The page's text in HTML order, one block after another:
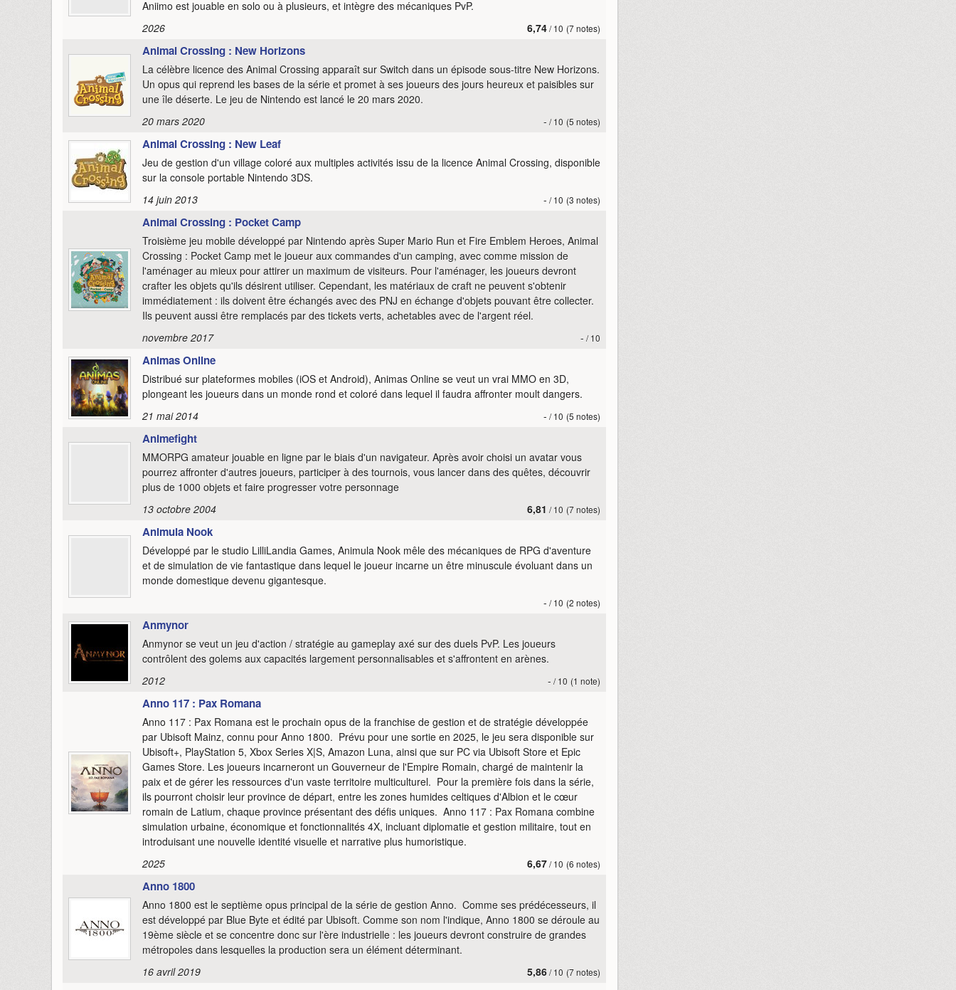
Aniimo est jouable en solo ou à plusieurs, et intègre des mécaniques PvP.
2026
6,74/ 10 (7 notes)
Animal Crossing : New Horizons
La célèbre licence des Animal Crossing apparaît sur Switch dans un épisode sous-titre New Horizons.
Un opus qui reprend les bases de la série et promet à ses joueurs des jours heureux et paisibles sur
une île déserte. Le jeu de Nintendo est lancé le 20 mars 2020.
20 mars 2020
- / 10 (5 notes)
Animal Crossing : New Leaf
Jeu de gestion d'un village coloré aux multiples activités issu de la licence Animal Crossing, disponible
sur la console portable Nintendo 3DS.
14 juin 2013
- / 10 (3 notes)
Animal Crossing : Pocket Camp
Troisième jeu mobile développé par Nintendo après Super Mario Run et Fire Emblem Heroes, Animal
Crossing : Pocket Camp met le joueur aux commandes d'un camping, avec comme mission de
l'aménager au mieux pour attirer un maximum de visiteurs. Pour l'aménager, les joueurs devront
crafter les objets qu'ils désirent utiliser. Cependant, les matériaux de craft ne peuvent s'obtenir
immédiatement : ils doivent être échangés avec des PNJ en échange d'objets pouvant être collecter.
Ils peuvent aussi être remplacés par des tickets verts, achetables avec de l'argent réel.
novembre 2017
- / 10
Animas Online
Distribué sur plateformes mobiles (iOS et Android), Animas Online se veut un vrai MMO en 3D,
plongeant les joueurs dans un monde rond et coloré dans lequel il faudra affronter moult dangers.
21 mai 2014
- / 10 (5 notes)
Animefight
MMORPG amateur jouable en ligne par le biais d'un navigateur. Après avoir choisi un avatar vous
pourrez affronter d'autres joueurs, participer à des tournois, vous lancer dans des quêtes, découvrir
plus de 1000 objets et faire progresser votre personnage
13 octobre 2004
6,81 / 10 (7 notes)
Animula Nook
Développé par le studio LilliLandia Games, Animula Nook mêle des mécaniques de RPG d'aventure
et de simulation de vie fantastique dans lequel le joueur incarne un être minuscule évoluant dans un
monde domestique devenu gigantesque.
- / 10 (2 notes)
Anmynor
Anmynor se veut un jeu d'action / stratégie au gameplay axé sur des duels PvP. Les joueurs
contrôlent des golems aux capacités largement personnalisables et s'affrontent en arènes.
2012
- / 10 (1 note)
Anno 117 : Pax Romana
Anno 117 : Pax Romana est le prochain opus de la franchise de gestion et de stratégie développée
par Ubisoft Mainz, connu pour Anno 1800. Prévu pour une sortie en 2025, le jeu sera disponible sur
Ubisoft+, PlayStation 5, Xbox Series X|S, Amazon Luna, ainsi que sur PC via Ubisoft Store et Epic
Games Store. Les joueurs incarneront un Gouverneur de l'Empire Romain, chargé de maintenir la
paix et de gérer les ressources d'un vaste territoire multiculturel. Pour la première fois dans la série,
ils pourront choisir leur province de départ, entre les zones humides celtiques d'Albion et le cœur
romain de Latium, chaque province présentant des défis uniques. Anno 117 : Pax Romana combine
simulation urbaine, économique et fonctionnalités 4X, incluant diplomatie et gestion militaire, tout en
introduisant une nouvelle identité visuelle et narrative plus humoristique.
2025
6,67/ 10 (6 notes)
Anno 1800
Anno 1800 est le septième opus principal de la série de gestion Anno. Comme ses prédécesseurs, il
est développé par Blue Byte et édité par Ubisoft. Comme son nom l'indique, Anno 1800 se déroule au
19ème siècle et se concentre donc sur l'ère industrielle : les joueurs devront construire de grandes
métropoles dans lesquelles la production sera un élément déterminant.
16 avril 2019
5,86/ 10 (7 notes)